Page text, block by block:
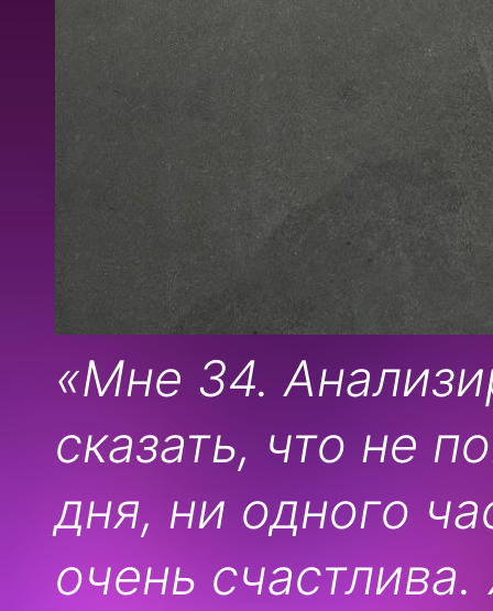
«Мне 34.
сказать, что не
дня, ни одного
очень